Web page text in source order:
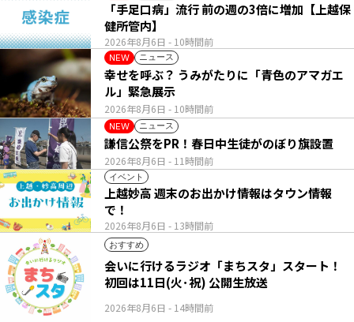
2026年8月6日 - 10時間前
「手足口病」流行 前の週の3倍に増加【上越保
健所管内】
NEW ニュース
2026年8月6日 - 10時間前
幸せを呼ぶ？ うみがたりに「青色のアマガエ
ル」緊急展示
NEW ニュース
2026年8月6日 - 11時間前
謙信公祭をPR！春日中生徒がのぼり旗設置
イベント
2026年8月6日 - 13時間前
上越妙高 週末のお出かけ情報はタウン情報
で！
おすすめ
2026年8月6日 - 14時間前
会いに行けるラジオ「まちスタ」スタート！
初回は11日(火･祝) 公開生放送